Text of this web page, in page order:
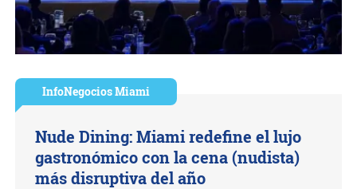
InfoNegocios Miami
Nude Dining: Miami redefine el lujo
gastronómico con la cena (nudista)
más disruptiva del año